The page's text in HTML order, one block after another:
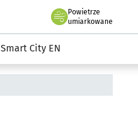
Powietrze
we Wrocławiu
umiarkowane
Smart City EN